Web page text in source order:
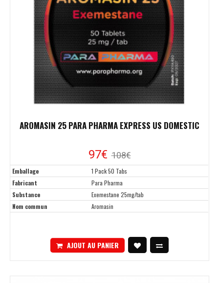
AROMASIN 25 PARA PHARMA EXPRESS US DOMESTIC
97€ 108€
Emballage
1 Pack 50 Tabs
Fabricant
Para Pharma
Substance
Exemestane 25mg/tab
Nom commun
Aromasin
AJOUT AU PANIER